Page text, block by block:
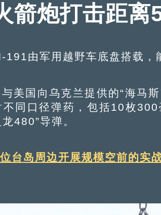
箭炮打击距离
由军用越野车底盘搭载，
国向乌克兰提供的“海马斯
同口径弹药，包括10枚
480”导弹。
台岛周边开展规模空前的实